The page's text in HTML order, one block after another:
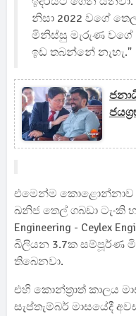
නිසා 2022 වගේ
මිනිස්සු මැරුණ වගේ
ඉඩ තබන්නේ නැහැ."
එමෙන්ම කොළොන්නාව
ඛනිජ තෙල් ගබඩා ටැංකි
Engineering - Ceylex
බිලියන 3.7ක සම්පූර්ණ
තිබෙනවා.
එහි කොන්ත්‍රාත් කාලය
සැප්තැම්බර් මාසයේදී